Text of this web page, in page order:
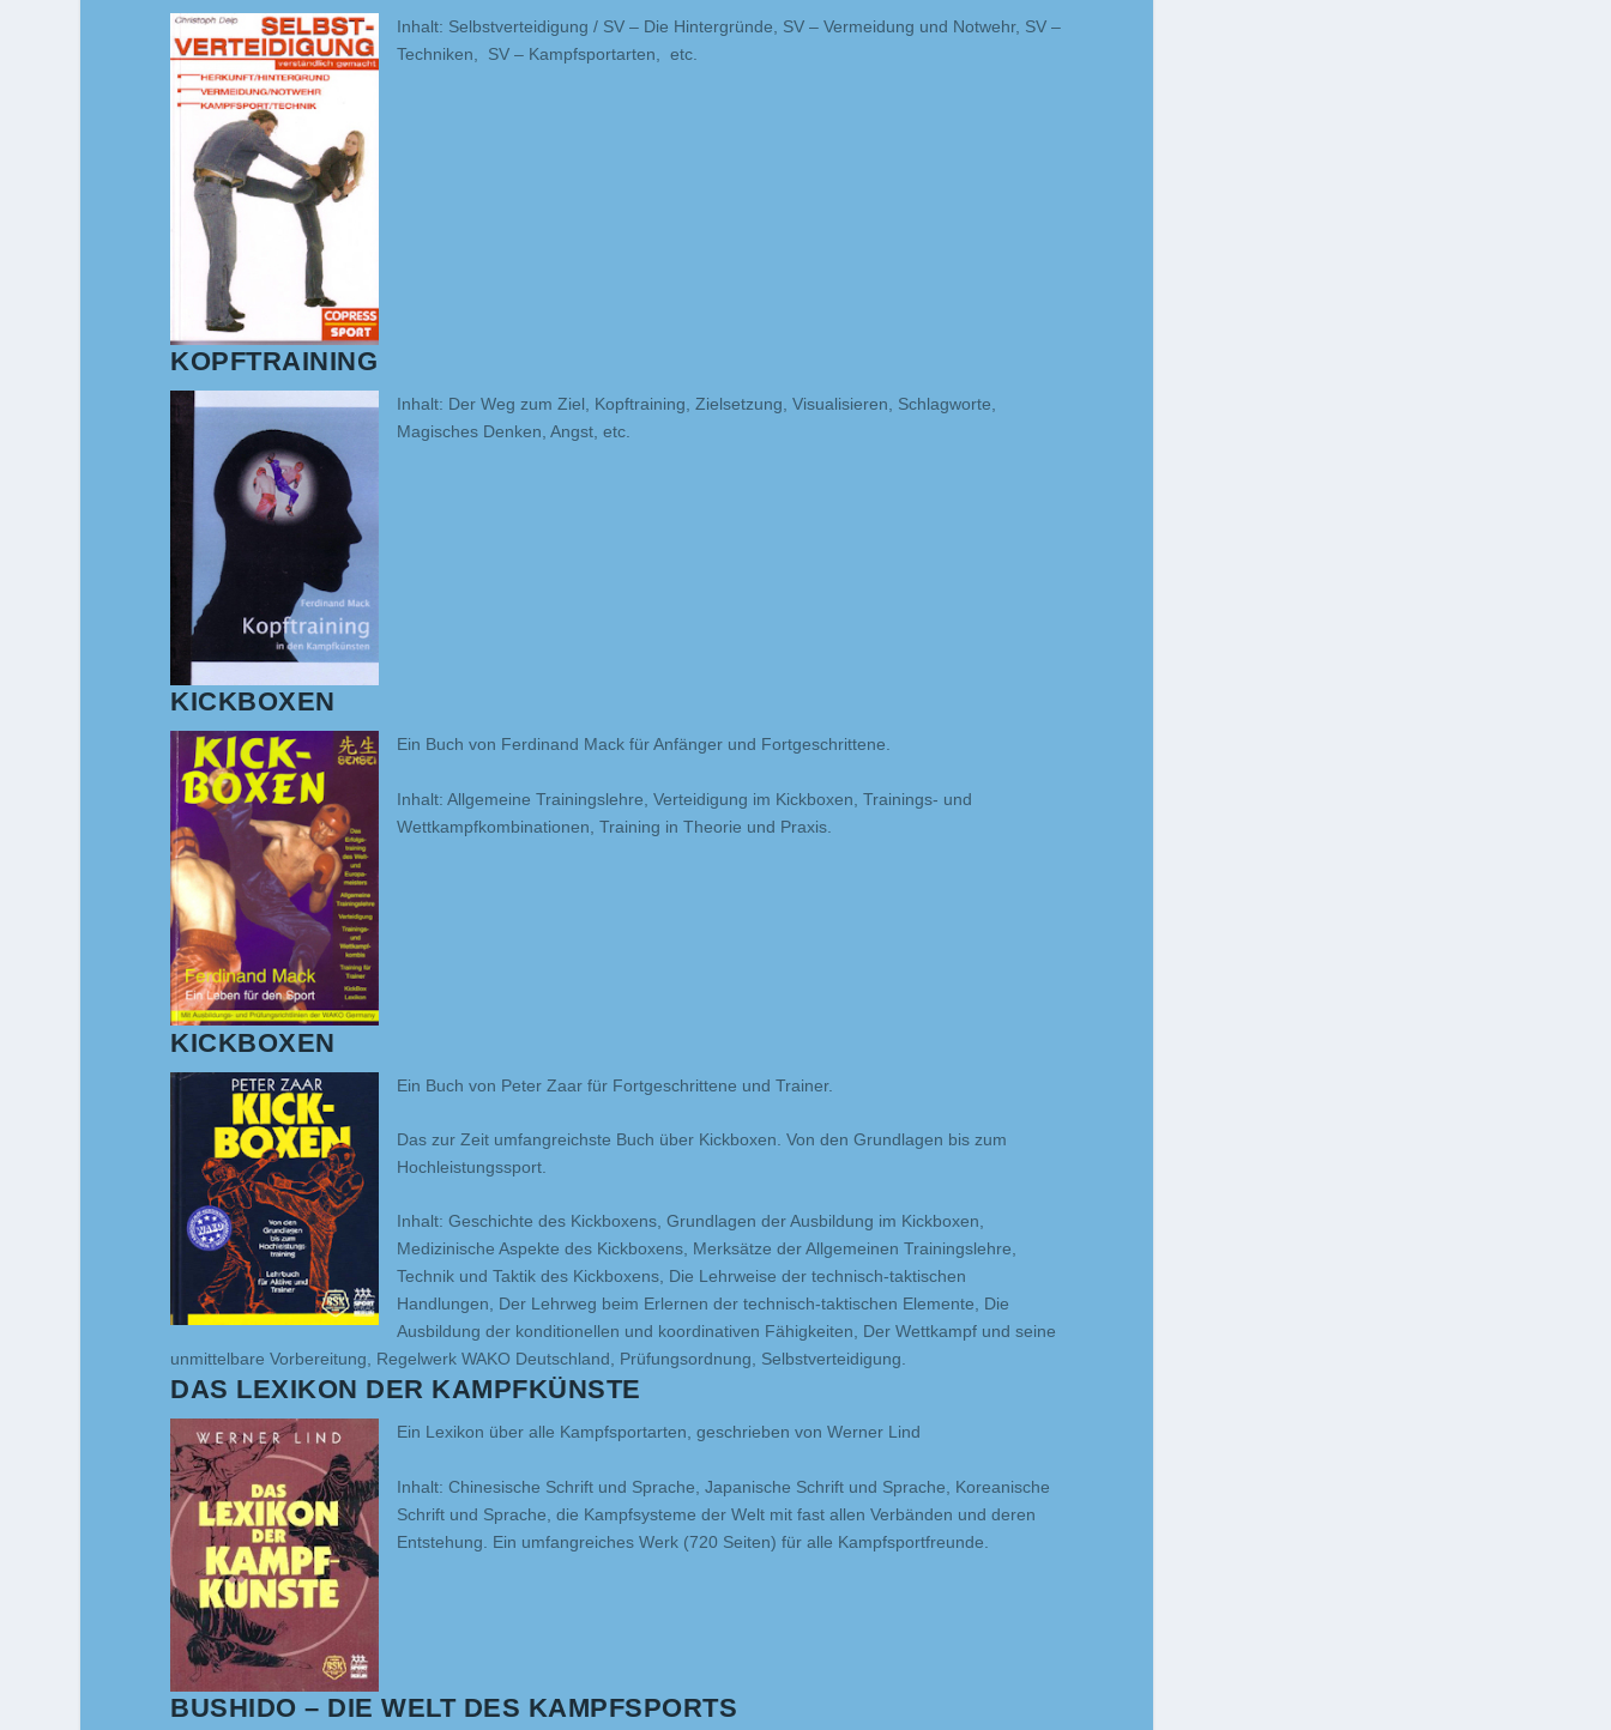
Inhalt: Selbstverteidigung / SV – Die Hintergründe, SV – Vermeidung und Notwehr, SV –
Techniken, SV – Kampfsportarten, etc.
KOPFTRAINING
Inhalt: Der Weg zum Ziel, Kopftraining, Zielsetzung, Visualisieren, Schlagworte,
Magisches Denken, Angst, etc.
KICKBOXEN
Ein Buch von Ferdinand Mack für Anfänger und Fortgeschrittene.
Inhalt: Allgemeine Trainingslehre, Verteidigung im Kickboxen, Trainings- und
Wettkampfkombinationen, Training in Theorie und Praxis.
KICKBOXEN
Ein Buch von Peter Zaar für Fortgeschrittene und Trainer.
Das zur Zeit umfangreichste Buch über Kickboxen. Von den Grundlagen bis zum
Hochleistungssport.
Inhalt: Geschichte des Kickboxens, Grundlagen der Ausbildung im Kickboxen,
Medizinische Aspekte des Kickboxens, Merksätze der Allgemeinen Trainingslehre,
Technik und Taktik des Kickboxens, Die Lehrweise der technisch-taktischen
Handlungen, Der Lehrweg beim Erlernen der technisch-taktischen Elemente, Die
Ausbildung der konditionellen und koordinativen Fähigkeiten, Der Wettkampf und seine
unmittelbare Vorbereitung, Regelwerk WAKO Deutschland, Prüfungsordnung, Selbstverteidigung.
DAS LEXIKON DER KAMPFKÜNSTE
Ein Lexikon über alle Kampfsportarten, geschrieben von Werner Lind
Inhalt: Chinesische Schrift und Sprache, Japanische Schrift und Sprache, Koreanische
Schrift und Sprache, die Kampfsysteme der Welt mit fast allen Verbänden und deren
Entstehung. Ein umfangreiches Werk (720 Seiten) für alle Kampfsportfreunde.
BUSHIDO – DIE WELT DES KAMPFSPORTS